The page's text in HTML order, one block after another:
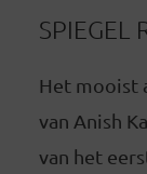
SPIEGEL
Het mooist
van Anish
van het